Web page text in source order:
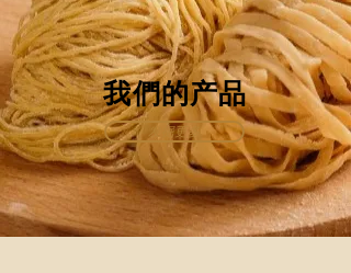
我們的产品
发掘更多